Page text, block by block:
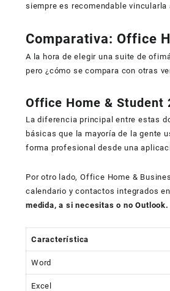
siempre es recomendable
Comparativa: Office
A la hora de elegir una suite de
pero ¿cómo se compara con otras
Office Home & Student
La diferencia principal entre estas
básicas que la mayoría de la gente
forma profesional desde una
Por otro lado, Office Home &
calendario y contactos integrados
medida, a si necesitas o no Outlook.
Característica
Word
Excel